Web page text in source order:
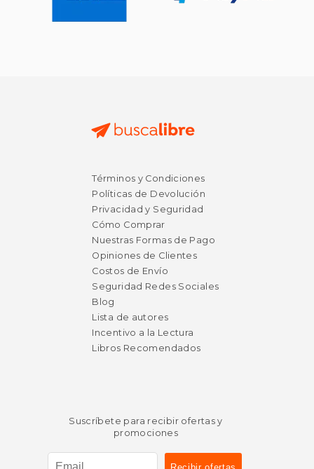
Términos y Condiciones
Políticas de Devolución
Privacidad y Seguridad
Cómo Comprar
Nuestras Formas de Pago
Opiniones de Clientes
Costos de Envío
Seguridad Redes Sociales
Blog
Lista de autores
Incentivo a la Lectura
Libros Recomendados
Suscríbete para recibir ofertas y
promociones